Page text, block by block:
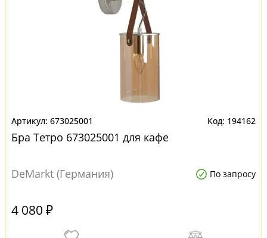
673025001 194162
Бра Тетро 673025001 для кафе
DeMarkt (Германия) По запросу
4 080 ₽